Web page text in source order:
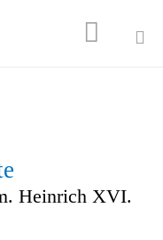

Heinrich XVI.